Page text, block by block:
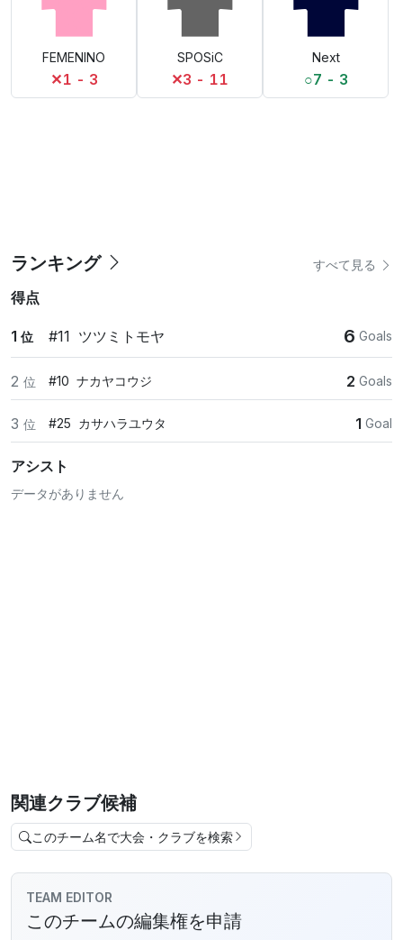
FEMENINO
✕1 - 3
SPOSiC
✕3 - 11
Next
○7 - 3
ランキング すべて見る
得点
1 位 #11 ツツミトモヤ 6 Goals
2 位 #10 ナカヤコウジ 2 Goals
3 位 #25 カサハラユウタ 1 Goal
アシスト
データがありません
関連クラブ候補
このチーム名で大会・クラブを検索
TEAM EDITOR
このチームの編集権を申請